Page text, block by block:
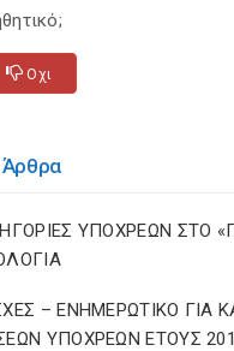
Οχι
Άρθρα
ΥΠΟΧΡΕΩΝ ΣΤΟ
– ΕΝΗΜΕΡΩΤΙΚΟ ΓΙΑ
ΥΠΟΧΡΕΩΝ ΕΤΟΥΣ